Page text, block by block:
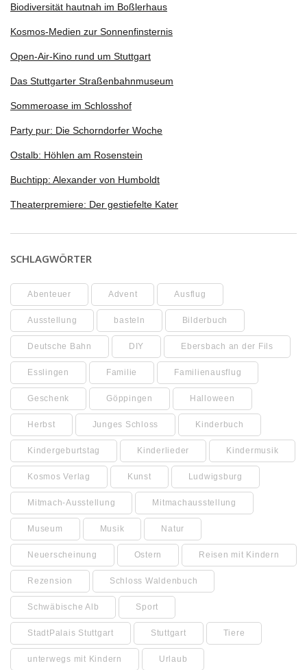
Biodiversität hautnah im Boßlerhaus
Kosmos-Medien zur Sonnenfinsternis
Open-Air-Kino rund um Stuttgart
Das Stuttgarter Straßenbahnmuseum
Sommeroase im Schlosshof
Party pur: Die Schorndorfer Woche
Ostalb: Höhlen am Rosenstein
Buchtipp: Alexander von Humboldt
Theaterpremiere: Der gestiefelte Kater
SCHLAGWÖRTER
Abenteuer Advent Ausflug
Ausstellung basteln Bilderbuch
Deutsche Bahn DIY Ebersbach an der Fils
Esslingen Familie Familienausflug
Geschenk Göppingen Halloween
Herbst Junges Schloss Kinderbuch
Kindergeburtstag Kinderlieder Kindermusik
Kosmos Verlag Kunst Ludwigsburg
Mitmach-Ausstellung Mitmachausstellung
Museum Musik Natur
Neuerscheinung Ostern Reisen mit Kindern
Rezension Schloss Waldenbuch
Schwäbische Alb Sport
StadtPalais Stuttgart Stuttgart Tiere
unterwegs mit Kindern Urlaub